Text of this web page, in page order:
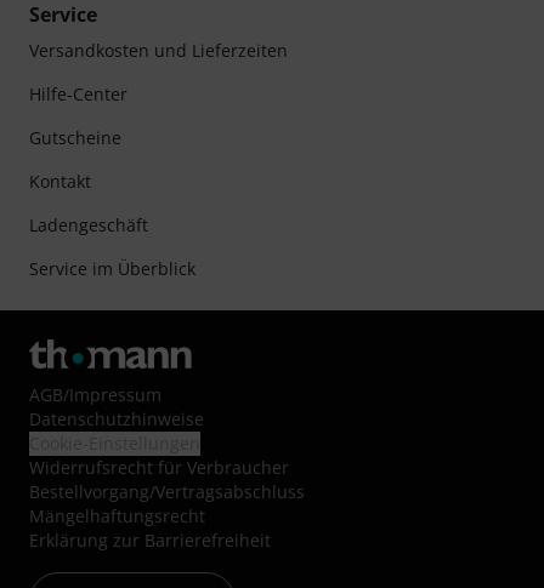
Service
Versandkosten und Lieferzeiten
Hilfe-Center
Gutscheine
Kontakt
Ladengeschäft
Service im Überblick
AGB/Impressum
Datenschutzhinweise
Widerrufsrecht für Verbraucher
Bestellvorgang/Vertragsabschluss
Mängelhaftungsrecht
Erklärung zur Barrierefreiheit